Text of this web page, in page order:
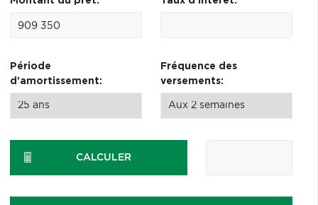
Période
d'amortissement:
Fréquence des
versements:
CALCULER